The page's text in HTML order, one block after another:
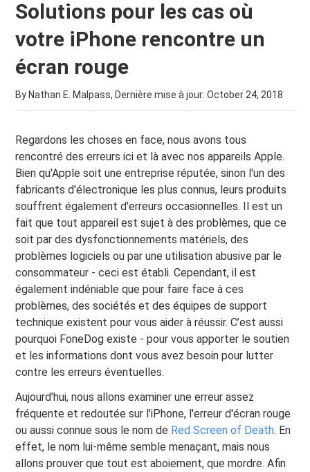
Solutions pour les cas où
votre iPhone rencontre un
écran rouge
By Nathan E. Malpass, Dernière mise à jour:October 24, 2018
Regardons les choses en face, nous avons tous
rencontré des erreurs ici et là avec nos appareils Apple.
Bien qu'Apple soit une entreprise réputée, sinon l'un des
fabricants d'électronique les plus connus, leurs produits
souffrent également d'erreurs occasionnelles. Il est un
fait que tout appareil est sujet à des problèmes, que ce
soit par des dysfonctionnements matériels, des
problèmes logiciels ou par une utilisation abusive par le
consommateur - ceci est établi. Cependant, il est
également indéniable que pour faire face à ces
problèmes, des sociétés et des équipes de support
technique existent pour vous aider à réussir. C’est aussi
pourquoi FoneDog existe - pour vous apporter le soutien
et les informations dont vous avez besoin pour lutter
contre les erreurs éventuelles.
Aujourd'hui, nous allons examiner une erreur assez
fréquente et redoutée sur l'iPhone, l'erreur d'écran rouge
ou aussi connue sous le nom de Red Screen of Death. En
effet, le nom lui-même semble menaçant, mais nous
allons prouver que tout est aboiement, que mordre. Afin